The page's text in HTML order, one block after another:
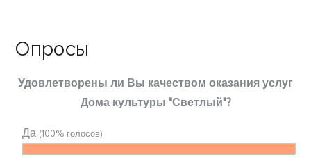
Опросы
Удовлетворены ли Вы качеством оказания услуг
Дома культуры "Светлый"?
Да (100% голосов)